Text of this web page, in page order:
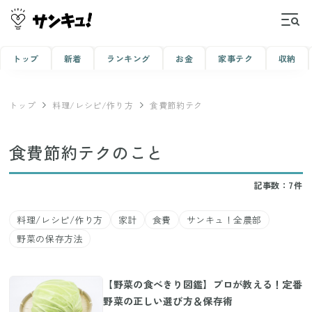
トップ 新着 ランキング お金 家事テク 収納
トップ 料理/レシピ/作り方 食費節約テク
食費節約テクのこと
記事数：7件
料理/レシピ/作り方 家計 食費
サンキュ！全農部
野菜の保存方法
【野菜の食べきり図鑑】プロが教える！定番
野菜の正しい選び方＆保存術